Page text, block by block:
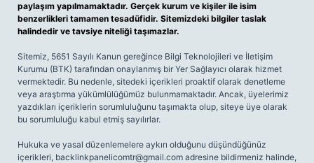
paylaşım yapılmamaktadır. Gerçek kurum ve kişiler ile isim
benzerlikleri tamamen tesadüfidir. Sitemizdeki bilgiler taslak
halindedir ve tavsiye niteliği taşımazlar.
Sitemiz, 5651 Sayılı Kanun gereğince Bilgi Teknolojileri ve İletişim
Kurumu (BTK) tarafından onaylanmış bir Yer Sağlayıcı olarak hizmet
vermektedir. Bu nedenle, sitedeki içerikleri proaktif olarak denetleme
veya araştırma yükümlülüğümüz bulunmamaktadır. Ancak, üyelerimiz
yazdıkları içeriklerin sorumluluğunu taşımakta olup, siteye üye olarak
bu sorumluluğu kabul etmiş sayılırlar.
Hukuka ve yasal düzenlemelere aykırı olduğunu düşündüğünüz
içerikleri, backlinkpanelicomtr@gmail.com adresine bildirmeniz halinde,